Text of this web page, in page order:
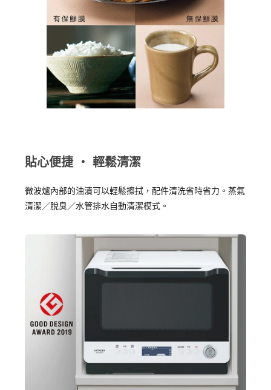
貼心便捷 ‧ 輕鬆清潔
微波爐內部的油漬可以輕鬆擦拭，配件清洗省時省力。蒸氣
清潔／脫臭／水管排水自動清潔模式。